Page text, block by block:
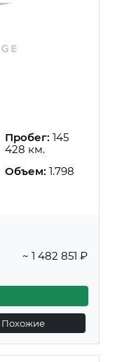
Пробег: 145
428 км.
Объем: 1.798
~ 1 482 851 ₽
Похожие